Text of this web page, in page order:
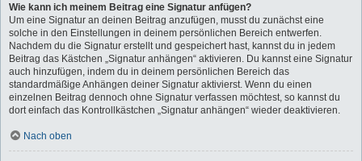
Wie kann ich meinem Beitrag eine Signatur anfügen?
Um eine Signatur an deinen Beitrag anzufügen, musst du zunächst eine
solche in den Einstellungen in deinem persönlichen Bereich entwerfen.
Nachdem du die Signatur erstellt und gespeichert hast, kannst du in jedem
Beitrag das Kästchen „Signatur anhängen“ aktivieren. Du kannst eine Signatur
auch hinzufügen, indem du in deinem persönlichen Bereich das
standardmäßige Anhängen deiner Signatur aktivierst. Wenn du einen
einzelnen Beitrag dennoch ohne Signatur verfassen möchtest, so kannst du
dort einfach das Kontrollkästchen „Signatur anhängen“ wieder deaktivieren.
Nach oben